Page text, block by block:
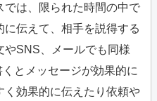
では、限られた時間の中で
伝えて、相手を説得する
やSNS、メールでも同様
とメッセージが効果的に
効果的に伝えたり依頼や